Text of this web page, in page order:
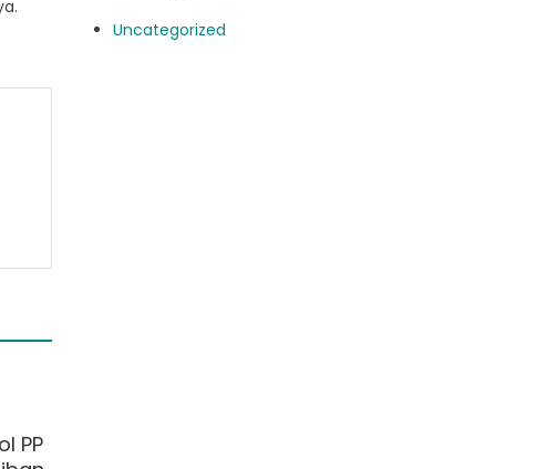
PP
Uncategorized